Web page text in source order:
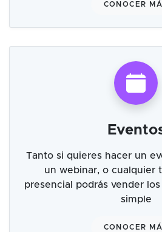
CONOCER
Tanto si quieres hacer un
un webinar, o cualquier
presencial podrás vender
simple
CONOCER